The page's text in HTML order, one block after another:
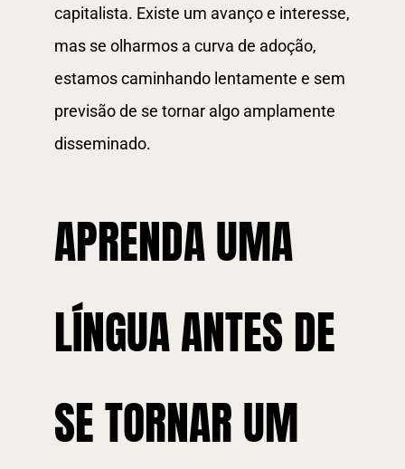
capitalista. Existe um avanço e interesse,
mas se olharmos a curva de adoção,
estamos caminhando lentamente e sem
previsão de se tornar algo amplamente
disseminado.
APRENDA UMA
LÍNGUA ANTES DE
SE TORNAR UM